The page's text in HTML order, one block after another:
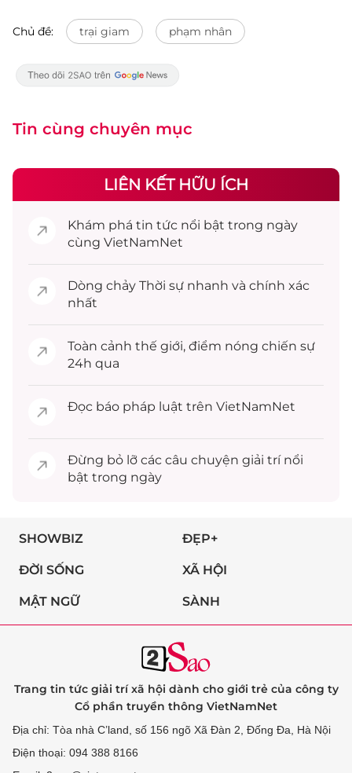
Chủ đề: trại giam phạm nhân
Tin cùng chuyên mục
LIÊN KẾT HỮU ÍCH
Khám phá tin tức nổi bật trong ngày
cùng VietNamNet
Dòng chảy Thời sự nhanh và chính xác
nhất
Toàn cảnh thế giới, điểm nóng chiến sự
24h qua
Đọc báo pháp luật trên VietNamNet
Đừng bỏ lỡ các câu chuyện giải trínổi
bật trong ngày
SHOWBIZ ĐẸP+
ĐỜI SỐNG XÃ HỘI
MẬT NGỮ SÀNH
Trang tin tức giải trí xã hội dành cho giới trẻ của công ty
Cổ phần truyền thông VietNamNet
Địa chỉ: Tòa nhà C’land, số 156 ngõ Xã Đàn 2, Đống Đa, Hà Nội
Điện thoại: 094 388 8166